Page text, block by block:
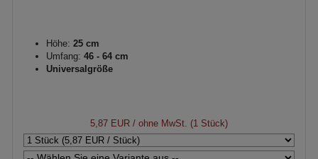
Höhe: 25 cm
Umfang: 46 - 64 cm
Universalgröße
5,87 EUR / ohne MwSt. (1 Stück)